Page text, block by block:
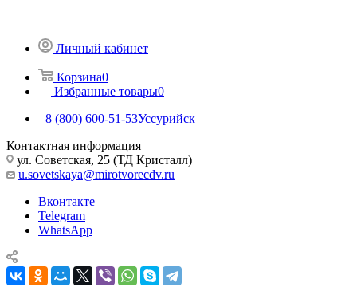
Личный кабинет
Корзина0
Избранные товары0
8 (800) 600-51-53Уссурийск
Контактная информация
ул. Советская, 25 (ТД Кристалл)
u.sovetskaya@mirotvorecdv.ru
Вконтакте
Telegram
WhatsApp